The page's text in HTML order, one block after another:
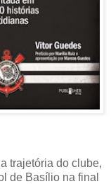
trajetória do clube,
de Basílio na final